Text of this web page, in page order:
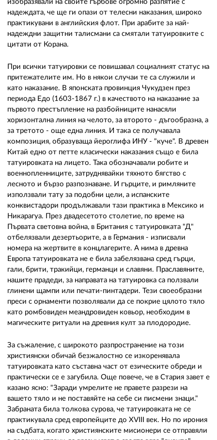
изобразявали на своите гърбове огромно разпятие с
надеждата, че ще ги опази от телесни наказания, широко
практикувани в английския флот. При арабите за най-
надеждни защитни талисмани са смятали татуировките с
цитати от Корана.
При всички татуировки се повишавал социалният статус на
притежателите им. Но в някои случаи те са служили и
като наказание. В японската провинция Чукудзен през
периода Едо (1603-1867 г.) в качеството на наказание за
първото престъпление на разбойниците нанасяли
хоризонтална линия на челото, за второто - дъгообразна, а
за третото - още една линия. И така се получавала
композиция, образуваща йероглифа ИНУ - "куче". В древен
Китай едно от петте класически наказания също е била
татуировката на лицето. Така обозначавали робите и
военнопленниците, затруднявайки тяхното бягство с
лесното и бързо разпознаване. И гърците, и римляните
използвали тату за подобни цели, а испанските
конквистадори продължавали тази практика в Мексико и
Никарагуа. През двадесетото столетие, по време на
Първата световна война, в Британия с татуировката "Д"
отбелязвали дезертьорите, а в Германия - изписвали
номера на жертвите в концлагерите. А нима в древна
Европа татуировката не е била забелязвана сред гърци,
гали, брити, тракийци, германци и славяни. Праславяните,
нашите прадеди, за направата на татуировка са ползвали
глинени щампи или печати-пинтадери. Тези своеобразни
преси с орнаменти позволявали да се покрие цялото тяло
като ромбовиден меандровиден ковьор, необходим в
магическите ритуали на древния култ за плодородие.
За съжаление, с широкото разпространение на този
християнски обичай безжалостно се изкоренявала
татуировката като съставна част от езическите обреди и
практически се е загубила. Още повече, че в Стария завет е
казано ясно: "Заради умрелите не правете разрези на
вашето тяло и не поставяйте на себе си писмени знаци."
Забраната била толкова сурова, че татуировката не се
практикувала сред европейците до ХVIII век. Но по ирония
на съдбата, когато християнските мисионери се отправяли